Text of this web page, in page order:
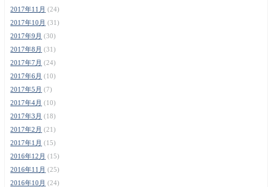
2017年11月 (24)
2017年10月 (31)
2017年9月 (30)
2017年8月 (31)
2017年7月 (24)
2017年6月 (10)
2017年5月 (7)
2017年4月 (10)
2017年3月 (18)
2017年2月 (21)
2017年1月 (15)
2016年12月 (15)
2016年11月 (25)
2016年10月 (24)